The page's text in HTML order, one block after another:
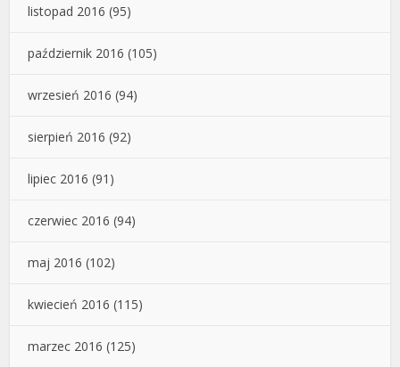
listopad 2016 (95)
październik 2016 (105)
wrzesień 2016 (94)
sierpień 2016 (92)
lipiec 2016 (91)
czerwiec 2016 (94)
maj 2016 (102)
kwiecień 2016 (115)
marzec 2016 (125)